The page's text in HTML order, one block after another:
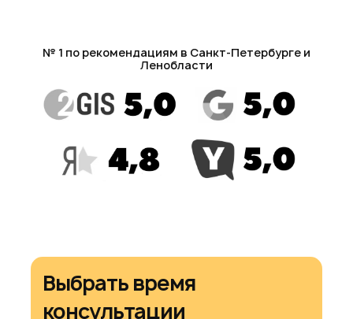
№ 1 по рекомендациям в Санкт-Петербурге и
Ленобласти
Выбрать время
консультации